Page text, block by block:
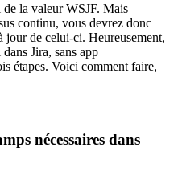
la valeur WSJF. Mais
continu, vous devrez donc
jour de celui-ci. Heureusement,
Jira, sans app
étapes. Voici comment faire,
nécessaires dans